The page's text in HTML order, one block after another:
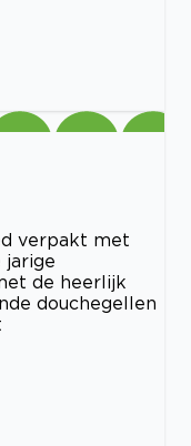
verpakt met
jarige
de heerlijk
douchegellen